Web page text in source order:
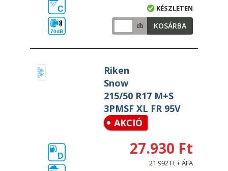
C
70dB
KÉSZLETEN
db KOSÁRBA
Riken
Snow
215/50 R17 M+S
3PMSF XL FR 95V
AKCIÓ
D 27.930 Ft
21.992 Ft + ÁFA